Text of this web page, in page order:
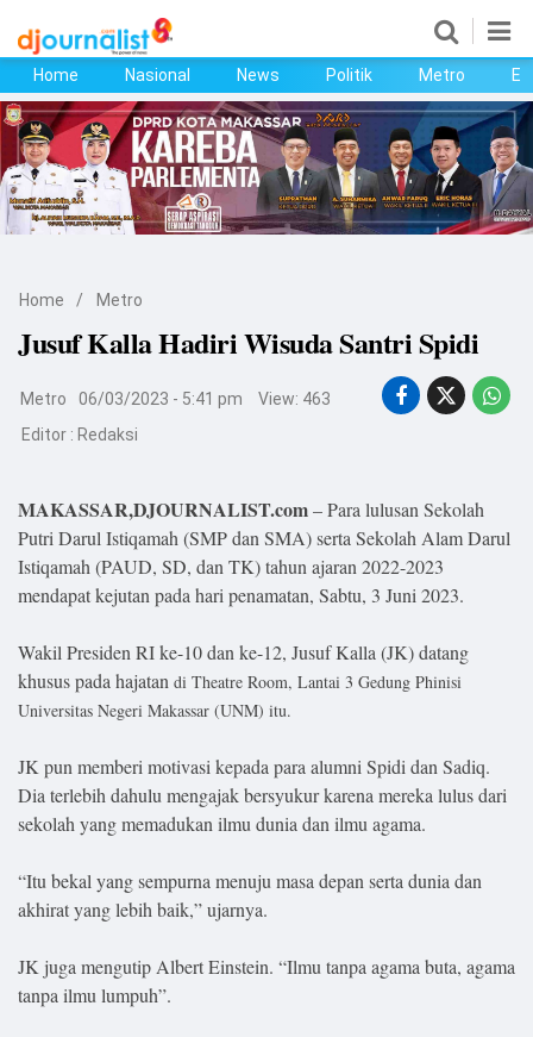
Home
Nasional
News
Bisnis
Lifestyle
Olahraga
Bola
Opini
©
Home Nasional News Politik Metro
Home / Metro
Jusuf Kalla Hadiri Wisuda Santri Spidi
Metro 06/03/2023 - 5:41 pm
View: 463
Editor : Redaksi
MAKASSAR,DJOURNALIST.com– Para lulusan Sekolah
Putri Darul Istiqamah (SMP dan SMA) serta Sekolah Alam Darul
Istiqamah (PAUD, SD, dan TK) tahun ajaran 2022-2023
mendapat kejutan pada hari penamatan, Sabtu, 3 Juni 2023.
Wakil Presiden RI ke-10 dan ke-12, Jusuf Kalla (JK) datang
khusus pada hajatan di Theatre Room, Lantai 3 Gedung Phinisi
Universitas Negeri Makassar (UNM) itu.
JK pun memberi motivasi kepada para alumni Spidi dan Sadiq.
Dia terlebih dahulu mengajak bersyukur karena mereka lulus dari
sekolah yang memadukan ilmu dunia dan ilmu agama.
“Itu bekal yang sempurna menuju masa depan serta dunia dan
akhirat yang lebih baik,” ujarnya.
JK juga mengutip Albert Einstein. “Ilmu tanpa agama buta, agama
tanpa ilmu lumpuh”.